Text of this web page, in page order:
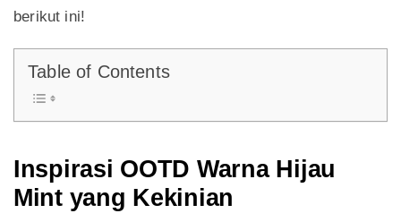
berikut ini!
Table of Contents
Inspirasi OOTD Warna Hijau
Mint yang Kekinian